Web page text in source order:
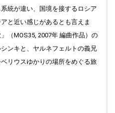
した。
ーナーに、情報追加しまし
した。
統が違い、国境を接するロシア
と近い感じがあるとも言えま
（MOS35, 2007年 編曲作品）の
ンキと、ヤルネフェルトの義兄
リウスゆかりの場所をめぐる旅